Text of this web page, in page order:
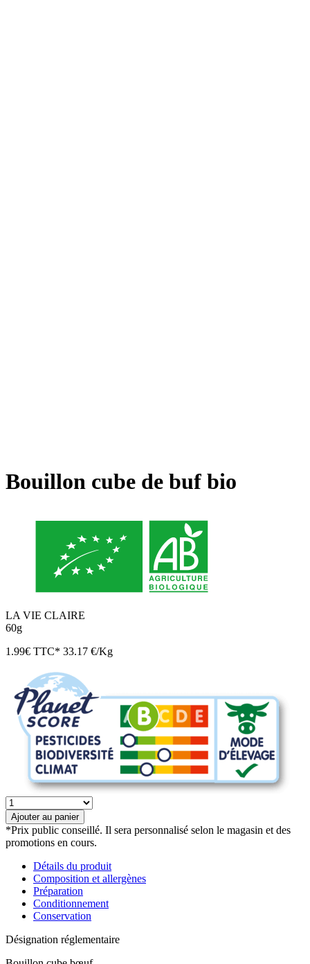
Bouillon cube de buf bio
LA VIE CLAIRE
60g
1.99€ TTC* 33.17 €/Kg
quantité
de
Bouillon
cube
de
Ajouter au panier
*Prix public conseillé. Il sera personnalisé selon le magasin et des
promotions en cours.
Détails du produit
Composition et allergènes
Préparation
Conditionnement
Conservation
Désignation réglementaire